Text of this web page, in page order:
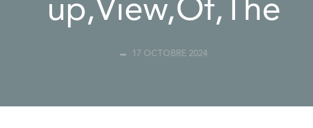
up,View,Of,The
17 OCTOBRE 2024